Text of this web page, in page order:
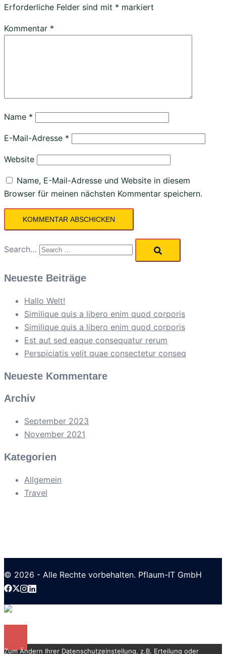
Erforderliche Felder sind mit * markiert
Kommentar *
Name *
E-Mail-Adresse *
Website
Name, E-Mail-Adresse und Website in diesem
Browser für meinen nächsten Kommentar speichern.
Search…
Neueste Beiträge
Hallo Welt!
Similique quis a libero enim quod corporis
Similique quis a libero enim quod corporis
Est aut sed eaque consequatur rerum
Perspiciatis velit quae consectetur conseq
Neueste Kommentare
Archiv
September 2023
November 2021
Kategorien
Allgemein
Travel
© 2026 - Alle Rechte vorbehalten. Pflaum-IT GmbH
Menü schließen
Zum Ändern Ihrer Datenschutzeinstellung, z.B. Erteilung oder